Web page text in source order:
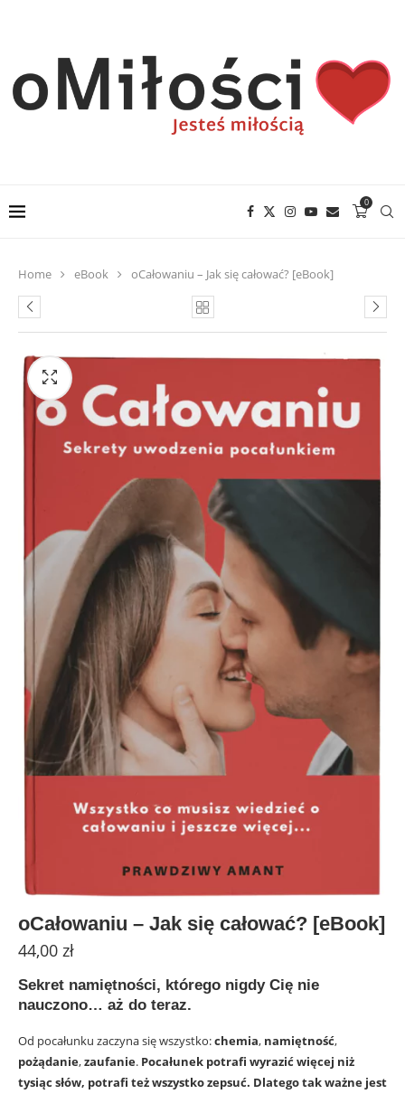
0
Home eBook oCałowaniu – Jak się całować? [eBook]
oCałowaniu – Jak się całować? [eBook]
44,00 zł
Sekret namiętności, którego nigdy Cię nie
nauczono… aż do teraz.
Od pocałunku zaczyna się wszystko:chemia, namiętność,
pożądanie,zaufanie. Pocałunek potrafi wyrazić więcej niż
tysiąc słów, potrafi też wszystko zepsuć. Dlatego tak ważne jest